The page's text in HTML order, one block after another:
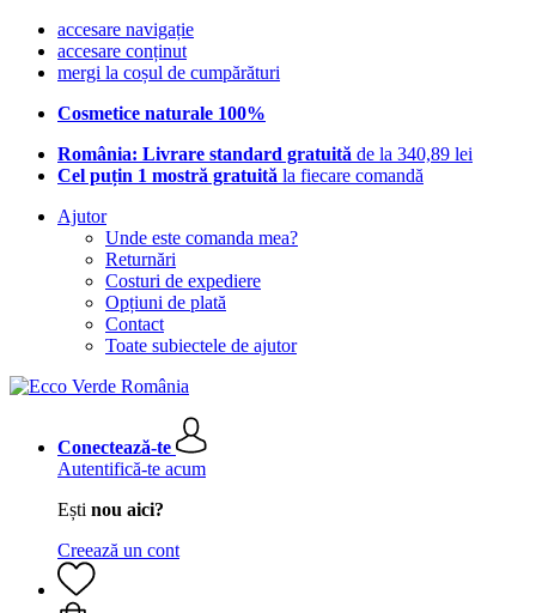
accesare navigație
accesare conținut
mergi la coșul de cumpărături
Cosmetice naturale 100%
România: Livrare standard gratuită de la 340,89 lei
Cel puțin 1 mostră gratuită la fiecare comandă
Ajutor
Unde este comanda mea?
Returnări
Costuri de expediere
Opțiuni de plată
Contact
Toate subiectele de ajutor
Conectează-te
Autentifică-te acum
Ești nou aici?
Creează un cont